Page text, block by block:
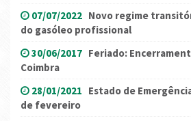
07/07/2022 Novo regime
do gasóleo profissional
30/06/2017 Feriado:
Coimbra
28/01/2021 Estado de
de fevereiro